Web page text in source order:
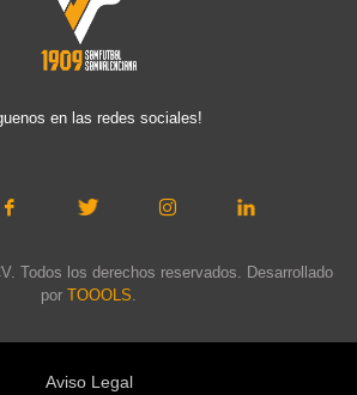
en las redes sociales!
Todos los derechos reservados. Desarrollado
por TOOOLS
Aviso Legal